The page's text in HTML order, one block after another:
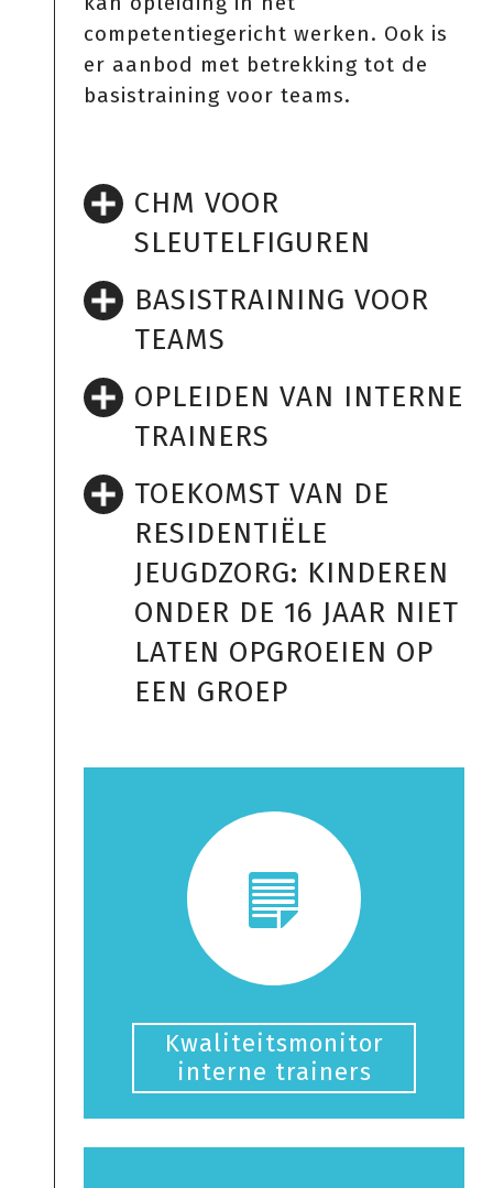
competentiegericht werken. Ook is
er aanbod met betrekking tot de
basistraining voor teams.
CHM VOOR
SLEUTELFIGUREN
BASISTRAINING VOOR
TEAMS
OPLEIDEN VAN INTERNE
TRAINERS
TOEKOMST VAN DE
RESIDENTIËLE
JEUGDZORG: KINDEREN
ONDER DE 16 JAAR NIET
LATEN OPGROEIEN OP
EEN GROEP
Kwaliteitsmonitor
interne trainers